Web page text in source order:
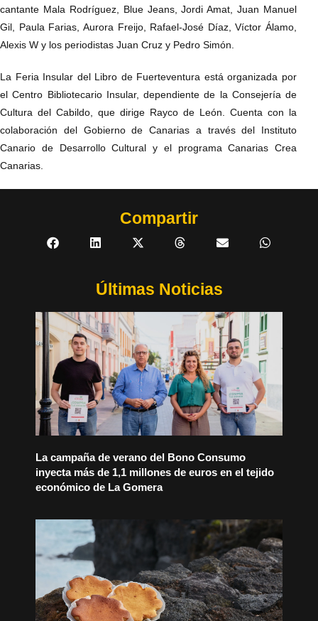
cantante Mala Rodríguez, Blue Jeans, Jordi Amat, Juan Manuel
Gil, Paula Farias, Aurora Freijo, Rafael-José Díaz, Víctor Álamo,
Alexis W y los periodistas Juan Cruz y Pedro Simón.
La Feria Insular del Libro de Fuerteventura está organizada por
el Centro Bibliotecario Insular, dependiente de la Consejería de
Cultura del Cabildo, que dirige Rayco de León. Cuenta con la
colaboración del Gobierno de Canarias a través del Instituto
Canario de Desarrollo Cultural y el programa Canarias Crea
Canarias.
Compartir
Últimas Noticias
La campaña de verano del Bono Consumo
inyecta más de 1,1 millones de euros en el tejido
económico de La Gomera